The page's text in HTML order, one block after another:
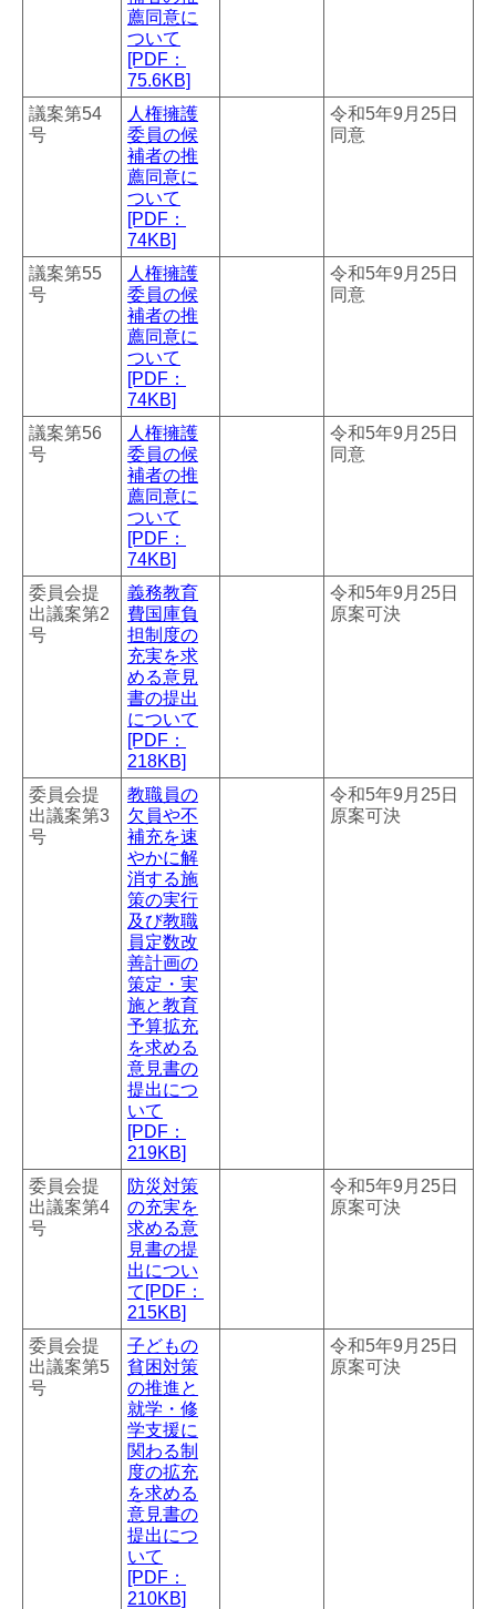
薦同意に
ついて
[PDF：
75.6KB]
議案第54
号
人権擁護
委員の候
補者の推
薦同意に
ついて
[PDF：
74KB]
令和5年9月25日
同意
議案第55
号
人権擁護
委員の候
補者の推
薦同意に
ついて
[PDF：
74KB]
令和5年9月25日
同意
議案第56
号
人権擁護
委員の候
補者の推
薦同意に
ついて
[PDF：
74KB]
令和5年9月25日
同意
委員会提
出議案第2
号
義務教育
費国庫負
担制度の
充実を求
める意見
書の提出
について
[PDF：
218KB]
令和5年9月25日
原案可決
委員会提
出議案第3
号
教職員の
欠員や不
補充を速
やかに解
消する施
策の実行
及び教職
員定数改
善計画の
策定・実
施と教育
予算拡充
を求める
意見書の
提出につ
いて
[PDF：
219KB]
令和5年9月25日
原案可決
委員会提
出議案第4
号
防災対策
の充実を
求める意
見書の提
出につい
て[PDF：
215KB]
令和5年9月25日
原案可決
委員会提
出議案第5
号
子どもの
貧困対策
の推進と
就学・修
学支援に
関わる制
度の拡充
を求める
意見書の
提出につ
いて
[PDF：
210KB]
令和5年9月25日
原案可決